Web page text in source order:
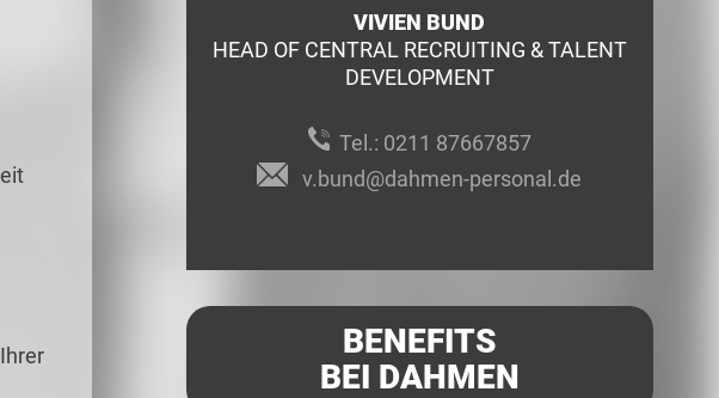
VIVIEN BUND
HEAD OF CENTRAL RECRUITING & TALENT
DEVELOPMENT
Tel.: 0211 87667857
v.bund@dahmen-personal.de
BENEFITS
BEI DAHMEN